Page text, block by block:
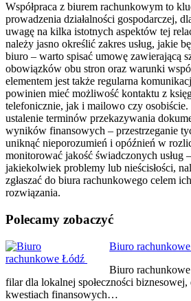
Współpraca z biurem rachunkowym to
prowadzenia działalności gospodarczej,
uwagę na kilka istotnych aspektów tej
należy jasno określić zakres usług, jakie
biuro – warto spisać umowę zawierającą
obowiązków obu stron oraz warunki
elementem jest także regularna
powinien mieć możliwość kontaktu z
telefonicznie, jak i mailowo czy
ustalenie terminów przekazywania
wyników finansowych – przestrzeganie
uniknąć nieporozumień i opóźnień w
monitorować jakość świadczonych usług
jakiekolwiek problemy lub nieścisłości,
zgłaszać do biura rachunkowego celem
rozwiązania.
Polecamy zobaczyć
Biuro
Biuro
filar dla lokalnej społeczności
kwestiach finansowych…
Nawigacja
wpisu